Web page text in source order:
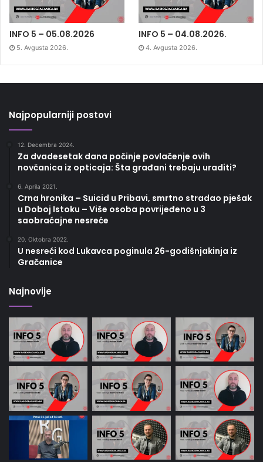
INFO 5 – 05.08.2026
5. Avgusta 2026.
INFO 5 – 04.08.2026.
4. Avgusta 2026.
Najpopularniji postovi
12. Decembra 2024.
Za dvadesetak dana počinje povlačenje ovih
novčanica iz opticaja: Šta građani trebaju uraditi?
6. Aprila 2021.
Crna hronika – Suicid u Pribavi, smrtno stradao pješak
u Doboj Istoku – Više osoba povrijeđeno u 3
saobraćajne nesreće
20. Oktobra 2022.
U nesreći kod Lukavca poginula 26-godišnjakinja iz
Gračanice
Najnovije